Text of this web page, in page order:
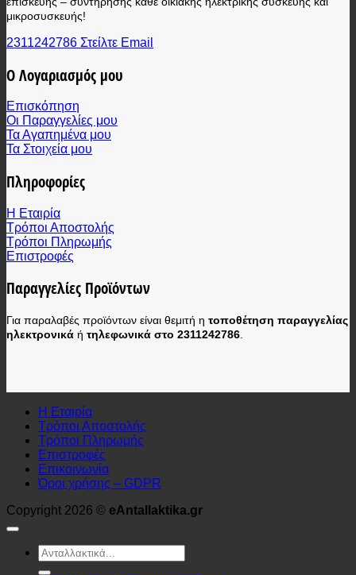
μικροσυσκευής!
2311242786 Στείλτε Email
Ο Λογαριασμός μου
Επισκόπηση
Οι Παραγγελίες μου
Τα Αγαπημένα μου
Τα Στοιχεία μου
Πληροφορίες
Η Εταιρία
Τρόποι Αποστολής
Τρόποι Πληρωμής
Επιστροφές
Παραγγελίες Προϊόντων
Για παραλαβές προϊόντων είναι θεμιτή η τοποθέτηση παραγγελίας
ηλεκτρονικά ή τηλεφωνικά στο 2311242786
Η Εταιρία
Τρόποι Αποστολής
Τρόποι Πληρωμής
Επιστροφές
Επικοινωνία
Όροι χρήσης – GDPR
Copyright 2026 © eAntallaktika.gr
Αναζήτηση
για: